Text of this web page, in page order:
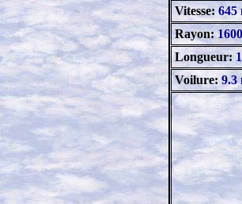
Vitesse: 645
Rayon:
Longueur:
Voilure:9.3